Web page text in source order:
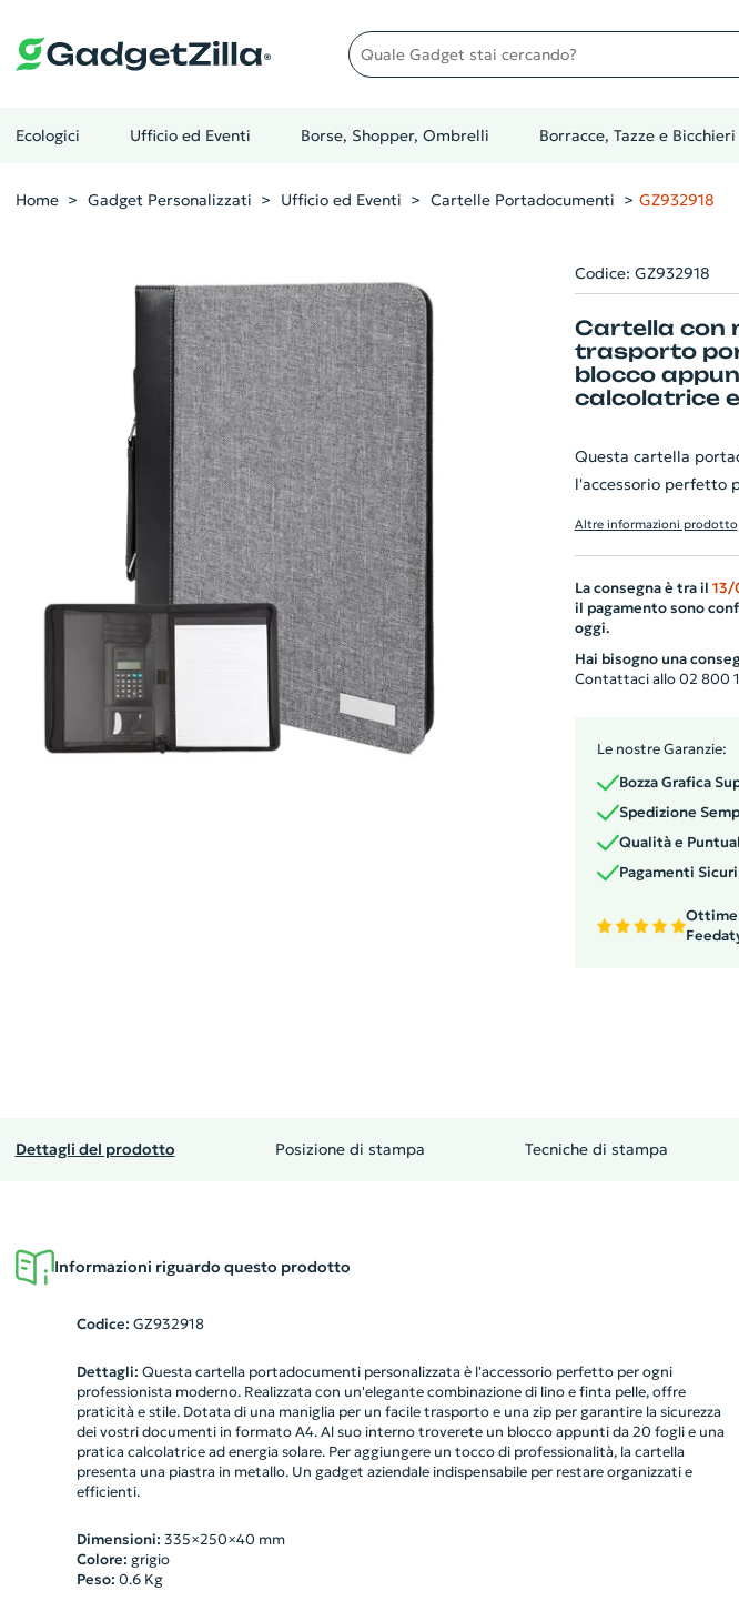
Quale gadget stai cercando?
Ecologici Ufficio ed Eventi Borse, Shopper, Ombrelli Borracce, Tazze e Bicchieri
Home Gadget Personalizzati Ufficio ed Eventi Cartelle Portadocumenti GZ932918
Codice: GZ932918
Cartella con
trasporto
blocco
calcolatrice
Questa cartella
l'accessorio perfetto
vostri documenti in
un blocco appunti da
energia solare. Per
la cartella presenta
Altre informazioni prodotto
La consegna è tra il 13/
il pagamento sono
oggi.
Hai bisogno una
Contattaci allo 02 800
Le nostre Garanzie:
Bozza Grafica
Spedizione
Qualità e
Pagamenti
Ottime
Dettagli del prodotto Posizione di stampa Tecniche di stampa
Informazioni riguardo questo prodotto
Codice: GZ932918
Dettagli: Questa cartella portadocumenti personalizzata è l'accessorio perfetto per ogni
professionista moderno. Realizzata con un'elegante combinazione di lino e finta pelle, offre
praticità e stile. Dotata di una maniglia per un facile trasporto e una zip per garantire la sicurezza
dei vostri documenti in formato A4. Al suo interno troverete un blocco appunti da 20 fogli e una
pratica calcolatrice ad energia solare. Per aggiungere un tocco di professionalità, la cartella
presenta una piastra in metallo. Un gadget aziendale indispensabile per restare organizzati e
efficienti.
Dimensioni: 335×250×40 mm
Colore: grigio
Peso: 0.6Kg